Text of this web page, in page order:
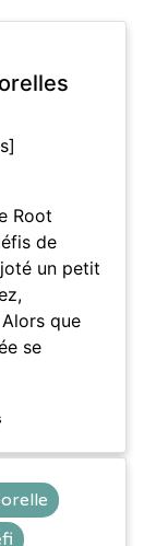
Root
de
un petit
que
se